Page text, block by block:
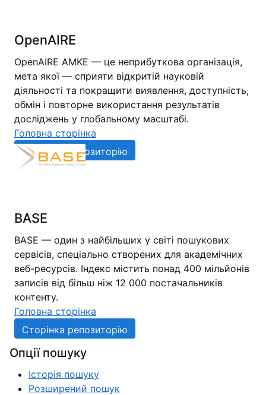
OpenAIRE
OpenAIRE AMKE — це неприбуткова організація,
мета якої — сприяти відкритій науковій
діяльності та покращити виявлення, доступність,
обмін і повторне використання результатів
досліджень у глобальному масштабі.
Головна сторінка
Сторінка репозиторію
BASE
BASE — один з найбільших у світі пошукових
сервісів, спеціально створених для академічних
веб-ресурсів. Індекс містить понад 400 мільйонів
записів від більш ніж 12 000 постачальників
контенту.
Головна сторінка
Сторінка репозиторію
Опції пошуку
Історія пошуку
Розширений пошук